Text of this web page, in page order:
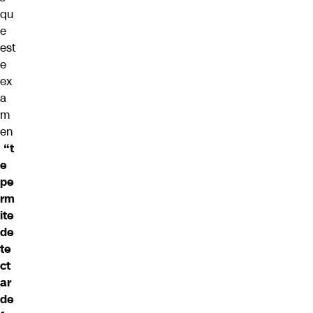
qu
e
est
e
ex
a
m
en
“t
e
pe
rm
ite
de
te
ct
ar
de